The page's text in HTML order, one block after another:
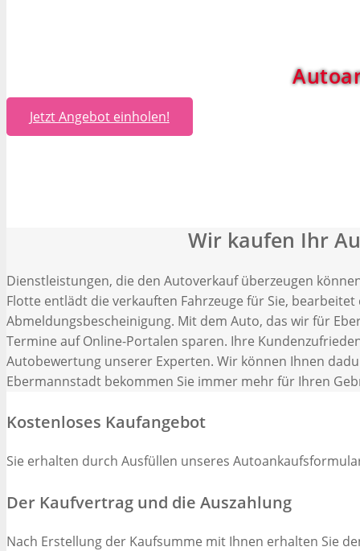
Jetzt Angebot einholen!
Wir kaufen Ihr
Dienstleistungen, die den Autoverkauf überzeugen
Flotte entlädt die verkauften Fahrzeuge für Sie,
Abmeldungsbescheinigung. Mit dem Auto, das wir für
Termine auf Online-Portalen sparen. Ihre
Autobewertung unserer Experten. Wir können Ihnen
Ebermannstadt bekommen Sie immer mehr für Ihren
Kostenloses Kaufangebot
Sie erhalten durch Ausfüllen unseres
Der Kaufvertrag und die Auszahlung
Nach Erstellung der Kaufsumme mit Ihnen erhalten Sie